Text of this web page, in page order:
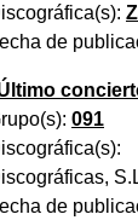
de
091
de